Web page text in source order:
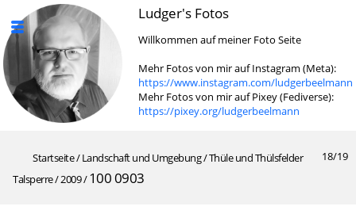
Ludger's Fotos
Willkommen auf meiner Foto Seite
Mehr Fotos von mir auf Instagram (Meta):
https://www.instagram.com/ludgerbeelmann
Mehr Fotos von mir auf Pixey (Fediverse):
https://pixey.org/ludgerbeelmann
18/19
Startseite/Landschaft und Umgebung/Thüle und Thülsfelder
Talsperre/2009/100 0903